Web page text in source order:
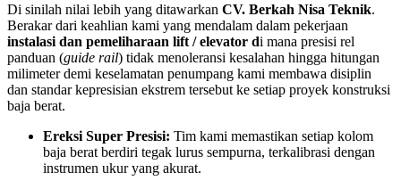
Di sinilah nilai lebih yang ditawarkan CV. Berkah Nisa Teknik.
Berakar dari keahlian kami yang mendalam dalam pekerjaan
instalasi dan pemeliharaan lift / elevator di mana presisi rel
panduan (guide rail) tidak menoleransi kesalahan hingga hitungan
milimeter demi keselamatan penumpang kami membawa disiplin
dan standar kepresisian ekstrem tersebut ke setiap proyek konstruksi
baja berat.
Ereksi Super Presisi: Tim kami memastikan setiap kolom
baja berat berdiri tegak lurus sempurna, terkalibrasi dengan
instrumen ukur yang akurat.